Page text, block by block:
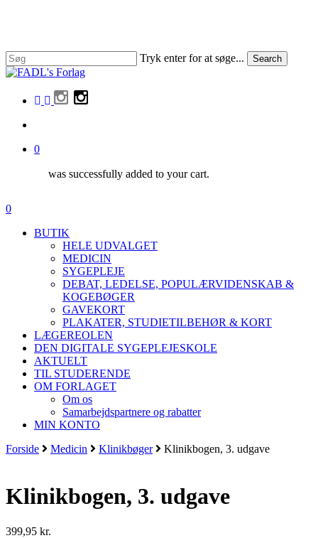
content
Tryk enter for at søge... Search
Close
facebook
linkedin
instagram
0
was successfully added to your cart.
Menu
search
0
BUTIK
HELE UDVALGET
MEDICIN
SYGEPLEJE
DEBAT, LEDELSE, POPULÆRVIDENSKAB &
KOGEBØGER
GAVEKORT
PLAKATER, STUDIETILBEHØR & KORT
LÆGEREOLEN
DEN DIGITALE SYGEPLEJESKOLE
AKTUELT
TIL STUDERENDE
OM FORLAGET
Om os
Samarbejdspartnere og rabatter
MIN KONTO
Forside
Medicin Klinikbøger Klinikbogen, 3. udgave
Klinikbogen, 3. udgave
399,95 kr.
Menu